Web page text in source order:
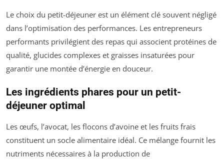
Le choix du petit-déjeuner est un élément clé souvent négligé
dans l’optimisation des performances. Les entrepreneurs
performants privilégient des repas qui associent protéines de
qualité, glucides complexes et graisses insaturées pour
garantir une montée d’énergie en douceur.
Les ingrédients phares pour un petit-
déjeuner optimal
Les œufs, l’avocat, les flocons d’avoine et les fruits frais
constituent un socle alimentaire idéal. Ce mélange fournit les
nutriments nécessaires à la production de